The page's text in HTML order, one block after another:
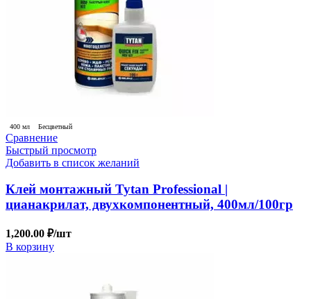
400 мл Бесцветный
Сравнение
Быстрый просмотр
Добавить в список желаний
Клей монтажный Tytan Professional |
цианакрилат, двухкомпонентный, 400мл/100гр
1,200.00 ₽/шт
В корзину